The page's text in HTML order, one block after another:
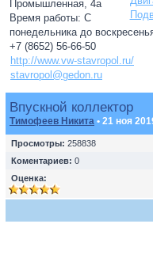
Промышленная, 4а
Время работы: С
понедельника до
+7 (8652) 56-66-50
http://www.vw-stavropol.ru/
stavropol@gedon.ru
Впускной коллектор
Тимофеев Никита • 21 ноя
Просмотры: 258838
Коментариев: 0
Оценка: